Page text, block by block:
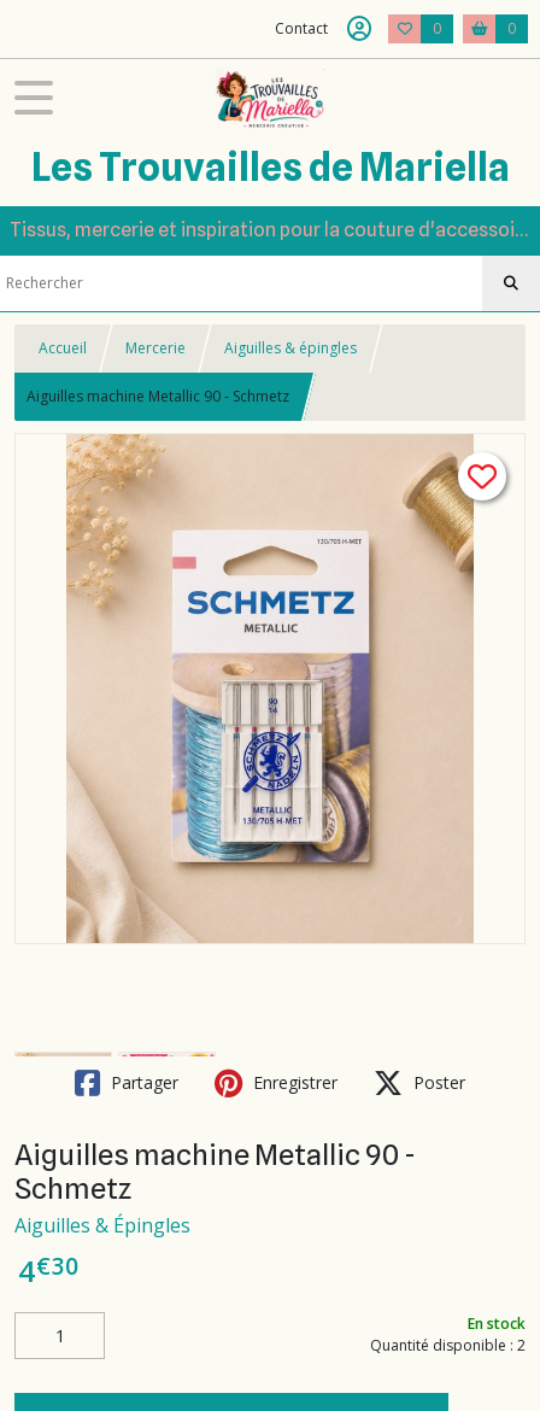
Contact 0 0
Les Trouvailles de Mariella
Tissus, mercerie et inspiration pour la couture d'accessoires
Accueil Mercerie Aiguilles & épingles
Aiguilles machine Metallic 90 - Schmetz
Partager Enregistrer Poster
Aiguilles machine Metallic 90 -
Schmetz
Aiguilles & Épingles
4€30
En stock
Quantité disponible : 2